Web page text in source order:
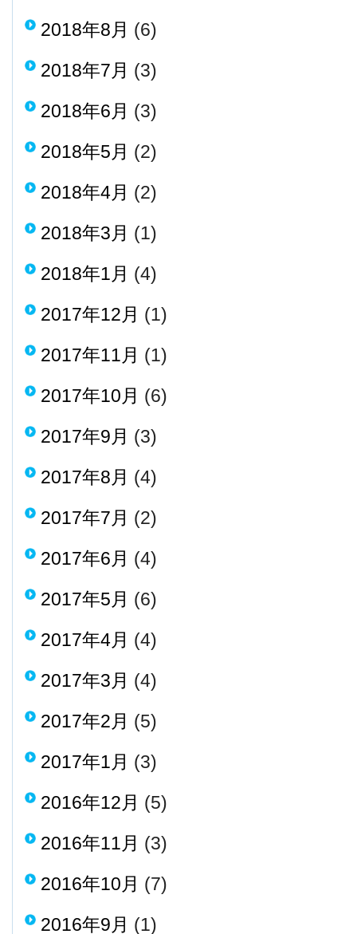
2018年8月 (6)
2018年7月 (3)
2018年6月 (3)
2018年5月 (2)
2018年4月 (2)
2018年3月 (1)
2018年1月 (4)
2017年12月 (1)
2017年11月 (1)
2017年10月 (6)
2017年9月 (3)
2017年8月 (4)
2017年7月 (2)
2017年6月 (4)
2017年5月 (6)
2017年4月 (4)
2017年3月 (4)
2017年2月 (5)
2017年1月 (3)
2016年12月 (5)
2016年11月 (3)
2016年10月 (7)
2016年9月 (1)